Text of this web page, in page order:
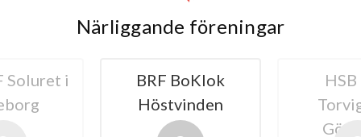
Närliggande föreningar
Soluret i
BRF BoKlok
Höstvinden
HSB